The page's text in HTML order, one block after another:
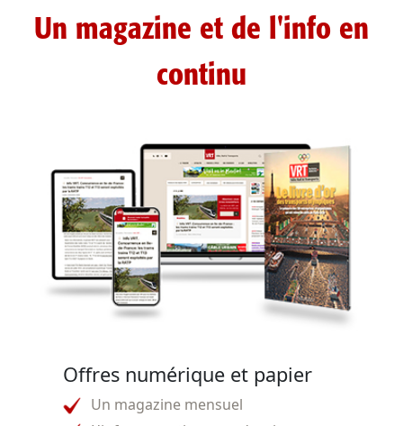
Un magazine et de l'info en
continu
Offres numérique et papier
Un magazine mensuel